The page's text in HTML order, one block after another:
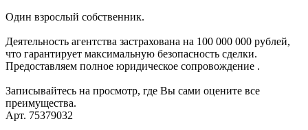
Один взрослый собственник.
Деятельность агентства застрахована на 100 000 000 рублей,
что гарантирует максимальную безопасность сделки.
Предоставляем полное юридическое сопровождение .
Записывайтесь на просмотр, где Вы сами оцените все
преимущества.
Арт. 75379032